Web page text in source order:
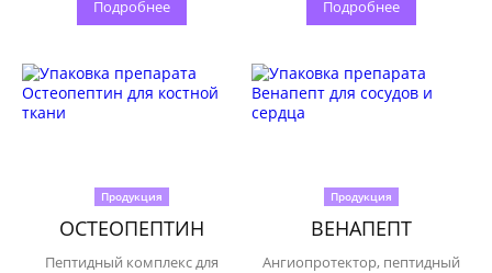
Подробнее
Подробнее
Продукция
ОСТЕОПЕПТИН
Пептидный комплекс для
Продукция
ВЕНАПЕПТ
Ангиопротектор, пептидный